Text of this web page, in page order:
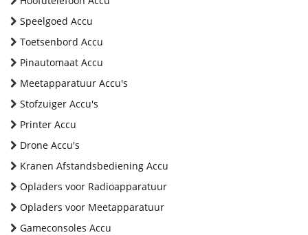
Speelgoed Accu
Toetsenbord Accu
Pinautomaat Accu
Meetapparatuur Accu's
Stofzuiger Accu's
Printer Accu
Drone Accu's
Kranen Afstandsbediening Accu
Opladers voor Radioapparatuur
Opladers voor Meetapparatuur
Gameconsoles Accu